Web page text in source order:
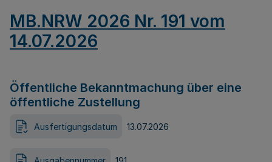
MB.NRW 2026 Nr. 191 vom
14.07.2026
Öffentliche Bekanntmachung über eine
öffentliche Zustellung
Ausfertigungsdatum 13.07.2026